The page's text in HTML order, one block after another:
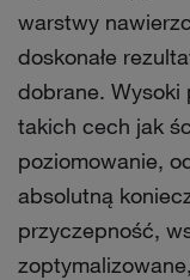
warstwy
doskonałe
dobrane. Wysoki
takich cech jak
poziomowanie,
absolutną
przyczepność,